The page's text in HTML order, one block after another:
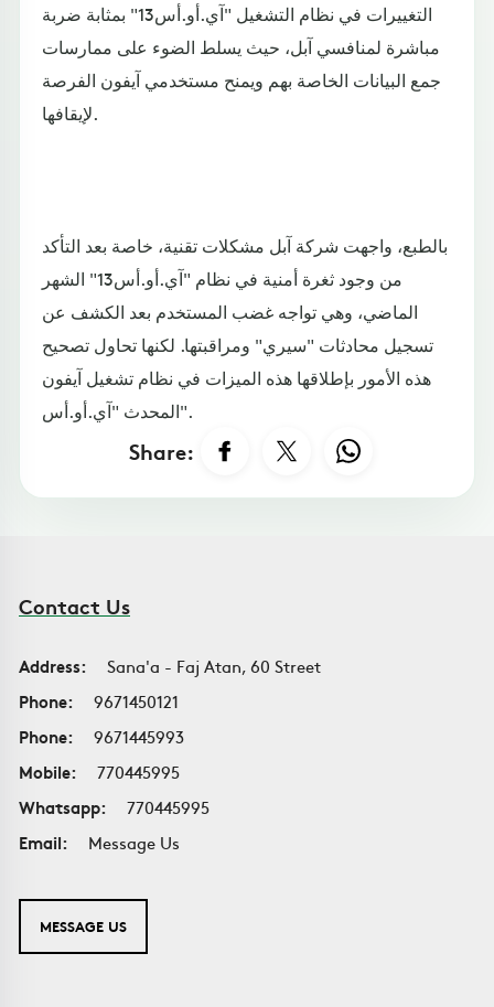
التغييرات في نظام التشغيل "آي.أو.أس13" بمثابة ضربة
مباشرة لمنافسي آبل، حيث يسلط الضوء على ممارسات
جمع البيانات الخاصة بهم ويمنح مستخدمي آيفون الفرصة
لإيقافها.
بالطبع، واجهت شركة آبل مشكلات تقنية، خاصة بعد التأكد
من وجود ثغرة أمنية في نظام "آي.أو.أس13" الشهر
الماضي، وهي تواجه غضب المستخدم بعد الكشف عن
تسجيل محادثات "سيري" ومراقبتها. لكنها تحاول تصحيح
هذه الأمور بإطلاقها هذه الميزات في نظام تشغيل آيفون
المحدث "آي.أو.أس".
Share:
Contact Us
Address:
Sana'a - Faj Atan, 60 Street
Phone:
9671450121
Phone:
9671445993
Mobile:
770445995
Whatsapp:
770445995
Email:
Message Us
MESSAGE US